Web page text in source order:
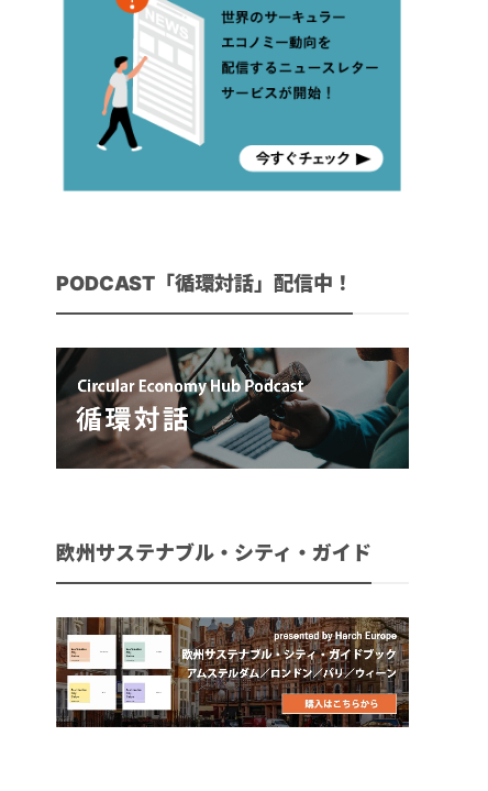
PODCAST「循環対話」配信中！
欧州サステナブル・シティ・ガイド